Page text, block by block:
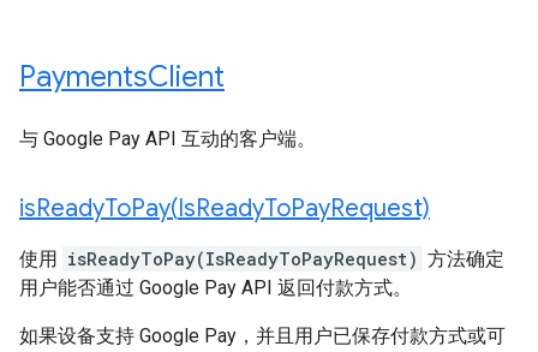
PaymentsClient
与 Google Pay API 互动的客户端。
isReadyToPay(IsReadyToPayRequest)
使用 isReadyToPay(IsReadyToPayRequest) 方法确定
用户能否通过 Google Pay API 返回付款方式。
如果设备支持 Google Pay，并且用户已保存付款方式或可